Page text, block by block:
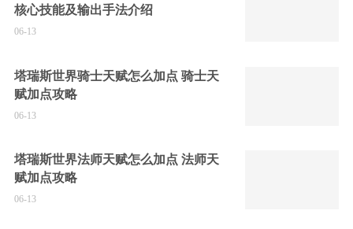
核心技能及输出手法介绍
06-13
塔瑞斯世界骑士天赋怎么加点 骑士天
赋加点攻略
06-13
塔瑞斯世界法师天赋怎么加点 法师天
赋加点攻略
06-13